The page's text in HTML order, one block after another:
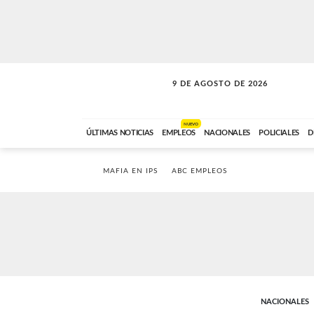
9 DE AGOSTO DE 2026
SOLO MÚSICA
ÚLTIMAS NOTICIAS EMPLEOS
NUEVO
NACIONALES POLICIALES
MAFIA EN IPS ABC EMPLEOS
NACIONALES